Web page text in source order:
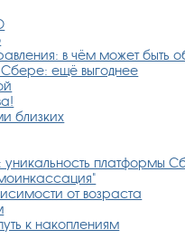
в чём может быть
ещё выгоднее
близких
платформы
от возраста
к накоплениям